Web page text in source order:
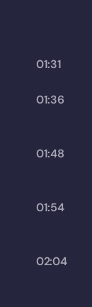
01:31
01:36
01:48
01:54
02:04